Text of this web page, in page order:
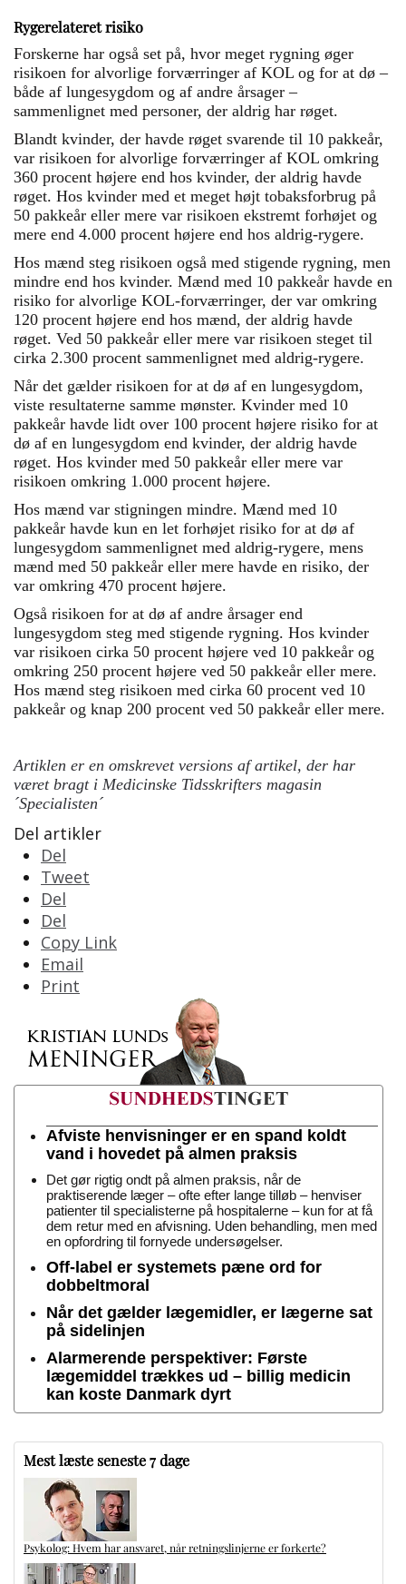
Rygerelateret risiko
Forskerne har også set på, hvor meget rygning øger
risikoen for alvorlige forværringer af KOL og for at dø –
både af lungesygdom og af andre årsager –
sammenlignet med personer, der aldrig har røget.
Blandt kvinder, der havde røget svarende til 10 pakkeår,
var risikoen for alvorlige forværringer af KOL omkring
360 procent højere end hos kvinder, der aldrig havde
røget. Hos kvinder med et meget højt tobaksforbrug på
50 pakkeår eller mere var risikoen ekstremt forhøjet og
mere end 4.000 procent højere end hos aldrig-rygere.
Hos mænd steg risikoen også med stigende rygning, men
mindre end hos kvinder. Mænd med 10 pakkeår havde en
risiko for alvorlige KOL-forværringer, der var omkring
120 procent højere end hos mænd, der aldrig havde
røget. Ved 50 pakkeår eller mere var risikoen steget til
cirka 2.300 procent sammenlignet med aldrig-rygere.
Når det gælder risikoen for at dø af en lungesygdom,
viste resultaterne samme mønster. Kvinder med 10
pakkeår havde lidt over 100 procent højere risiko for at
dø af en lungesygdom end kvinder, der aldrig havde
røget. Hos kvinder med 50 pakkeår eller mere var
risikoen omkring 1.000 procent højere.
Hos mænd var stigningen mindre. Mænd med 10
pakkeår havde kun en let forhøjet risiko for at dø af
lungesygdom sammenlignet med aldrig-rygere, mens
mænd med 50 pakkeår eller mere havde en risiko, der
var omkring 470 procent højere.
Også risikoen for at dø af andre årsager end
lungesygdom steg med stigende rygning. Hos kvinder
var risikoen cirka 50 procent højere ved 10 pakkeår og
omkring 250 procent højere ved 50 pakkeår eller mere.
Hos mænd steg risikoen med cirka 60 procent ved 10
pakkeår og knap 200 procent ved 50 pakkeår eller mere.
Artiklen er en omskrevet versions af artikel, der har
været bragt i Medicinske Tidsskrifters magasin
´Specialisten´
Del artikler
Del
Tweet
Del
Del
Copy Link
Email
Print
Afviste henvisninger er en spand koldt
vand i hovedet på almen praksis
Det gør rigtig ondt på almen praksis, når de
praktiserende læger – ofte efter lange tilløb – henviser
patienter til specialisterne på hospitalerne – kun for at få
dem retur med en afvisning. Uden behandling, men med
en opfordring til fornyede undersøgelser.
Off-label er systemets pæne ord for
dobbeltmoral
Når det gælder lægemidler, er lægerne sat
på sidelinjen
Alarmerende perspektiver: Første
lægemiddel trækkes ud – billig medicin
kan koste Danmark dyrt
Mest læste seneste 7 dage
Psykolog: Hvem har ansvaret, når retningslinjerne er forkerte?